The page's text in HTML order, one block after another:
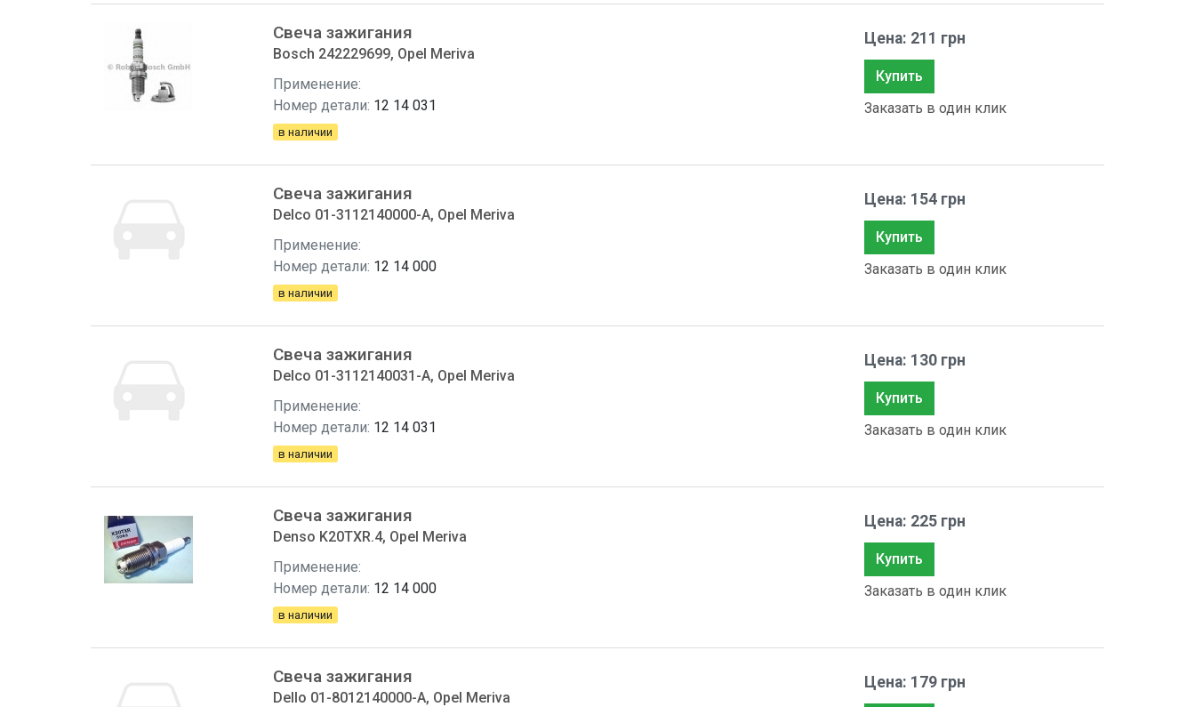
Свеча зажигания
Bosch 242229699, Opel Meriva
Применение:
Номер детали: 12 14 031
в наличии
Цена: 211 грн
Купить
Заказать в один клик
Свеча зажигания
Delco 01-3112140000-A, Opel Meriva
Применение:
Номер детали: 12 14 000
в наличии
Цена: 154 грн
Купить
Заказать в один клик
Свеча зажигания
Delco 01-3112140031-A, Opel Meriva
Применение:
Номер детали: 12 14 031
в наличии
Цена: 130 грн
Купить
Заказать в один клик
Свеча зажигания
Denso K20TXR.4, Opel Meriva
Применение:
Номер детали: 12 14 000
в наличии
Цена: 225 грн
Купить
Заказать в один клик
Свеча зажигания
Dello 01-8012140000-A, Opel Meriva
Цена: 179 грн